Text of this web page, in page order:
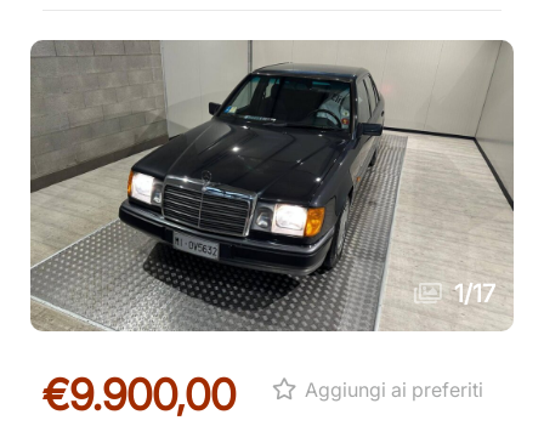
1/17
€9.900,00 Aggiungi ai preferiti